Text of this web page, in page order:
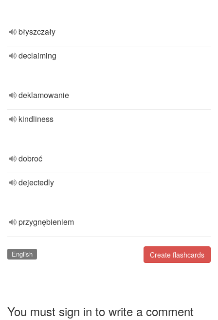
błyszczały
declaiming
deklamowanie
kindliness
dobroć
dejectedly
przygnębieniem
Create flashcards
English
You must sign in to write a comment